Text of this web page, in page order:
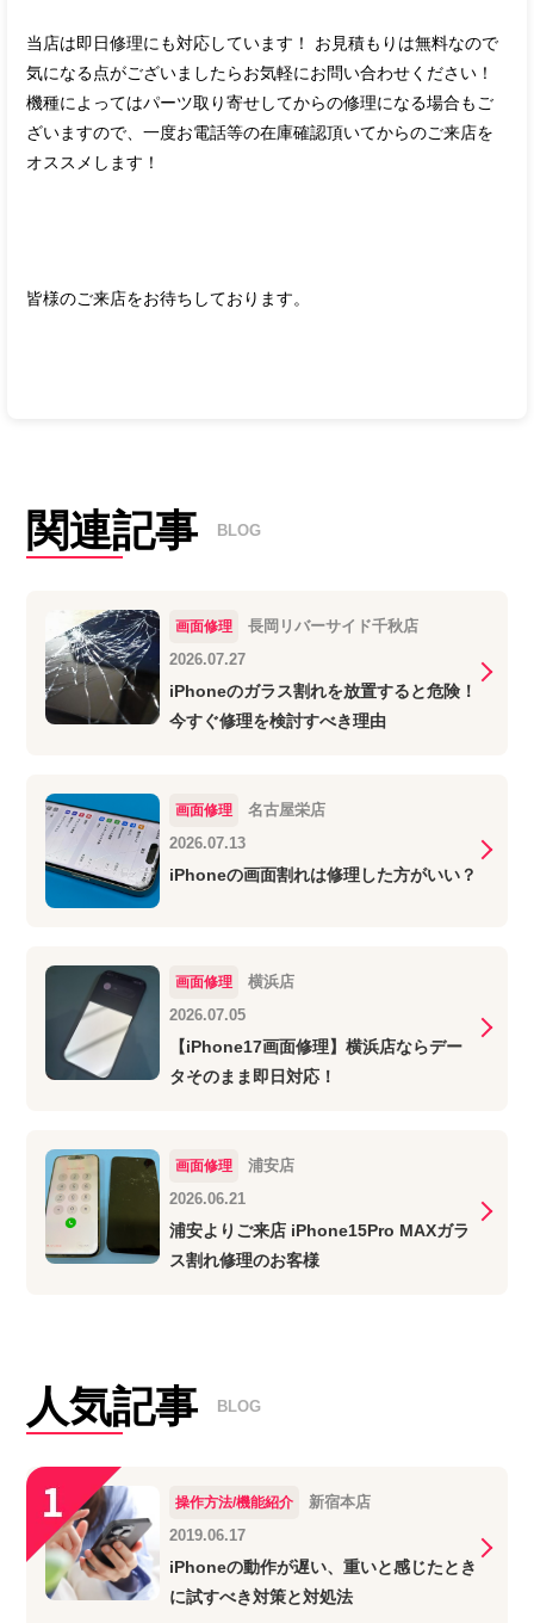
当店は即日修理にも対応しています！ お見積もりは無料なので
気になる点がございましたらお気軽にお問い合わせください！
機種によってはパーツ取り寄せしてからの修理になる場合もご
ざいますので、一度お電話等の在庫確認頂いてからのご来店を
オススメします！
皆様のご来店をお待ちしております。
関連記事 BLOG
画面修理
長岡リバーサイド千秋店
2026.07.27
iPhoneのガラス割れを放置すると危険！
今すぐ修理を検討すべき理由
画面修理
名古屋栄店
2026.07.13
iPhoneの画面割れは修理した方がいい？
画面修理
横浜店
2026.07.05
【iPhone17画面修理】横浜店ならデー
タそのまま即日対応！
画面修理
浦安店
2026.06.21
浦安よりご来店 iPhone15Pro MAXガラ
ス割れ修理のお客様
人気記事 BLOG
操作方法/機能紹介
新宿本店
2019.06.17
iPhoneの動作が遅い、重いと感じたとき
に試すべき対策と対処法